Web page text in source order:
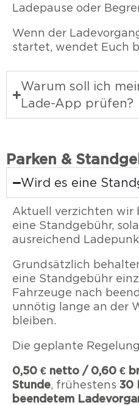
Ladepause oder
Wenn der
startet, wendet Euch
Warum soll ich
Lade-App prüfen?
Parken &
Wird es eine
Aktuell verzichten wir
eine Standgebühr,
ausreichend
Grundsätzlich
eine Standgebühr
Fahrzeuge nach
unnötig lange an der
bleiben.
Die geplante
0,50 € netto / 0,60 €
Stunde, frühestens 30
beendetem